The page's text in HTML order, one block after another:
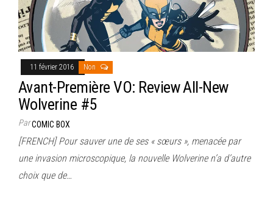
11 février 2016 Non
Avant-Première VO: Review All-New
Wolverine #5
ParCOMIC BOX
[FRENCH] Pour sauver une de ses « sœurs », menacée par
une invasion microscopique, la nouvelle Wolverine n’a d’autre
choix que de…